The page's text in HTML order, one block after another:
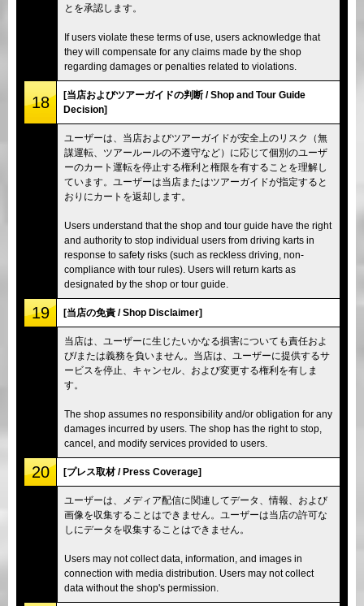
とを承認します。
If users violate these terms of use, users acknowledge that
they will compensate for any claims made by the shop
regarding damages or penalties related to violations.
18
[当店およびツアーガイドの判断 / Shop and Tour Guide
Decision]
ユーザーは、当店およびツアーガイドが安全上のリスク（無
謀運転、ツアールールの不遵守など）に応じて個別のユーザ
ーのカート運転を停止する権利と権限を有することを理解し
ています。ユーザーは当店またはツアーガイドが指定すると
おりにカートを返却します。
Users understand that the shop and tour guide have the right
and authority to stop individual users from driving karts in
response to safety risks (such as reckless driving, non-
compliance with tour rules). Users will return karts as
designated by the shop or tour guide.
19 [当店の免責 / Shop Disclaimer]
当店は、ユーザーに生じたいかなる損害についても責任およ
び/または義務を負いません。当店は、ユーザーに提供するサ
ービスを停止、キャンセル、および変更する権利を有しま
す。
The shop assumes no responsibility and/or obligation for any
damages incurred by users. The shop has the right to stop,
cancel, and modify services provided to users.
20 [プレス取材 / Press Coverage]
ユーザーは、メディア配信に関連してデータ、情報、および
画像を収集することはできません。ユーザーは当店の許可な
しにデータを収集することはできません。
Users may not collect data, information, and images in
connection with media distribution. Users may not collect
data without the shop's permission.